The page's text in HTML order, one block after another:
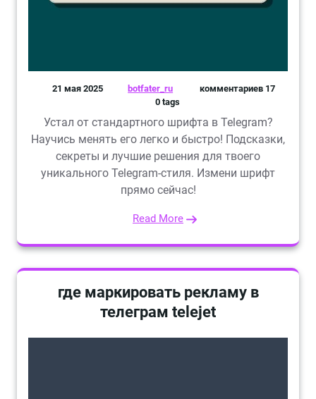
21 мая 2025 botfater_ru
комментариев 17
0 tags
Устал от стандартного шрифта в Telegram?
Научись менять его легко и быстро! Подсказки,
секреты и лучшие решения для твоего
уникального Telegram-стиля. Измени шрифт
прямо сейчас!
Read More
где маркировать рекламу в
телеграм telejet